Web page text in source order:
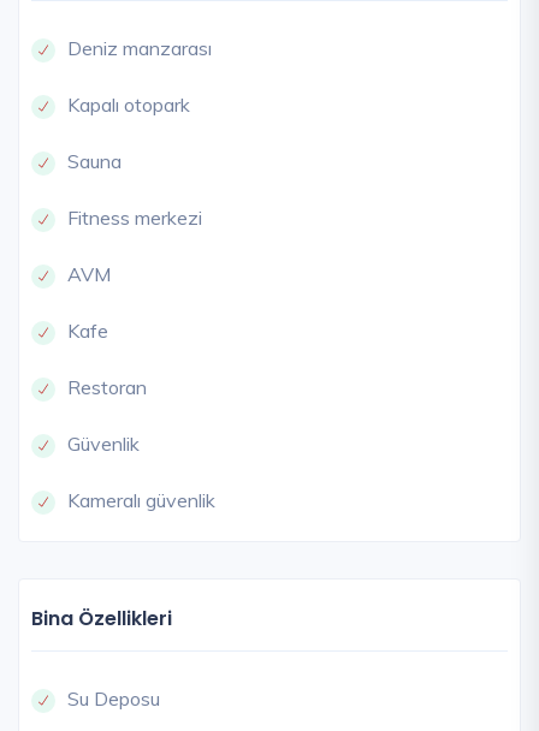
Deniz manzarası
Kapalı otopark
Sauna
Fitness merkezi
AVM
Kafe
Restoran
Güvenlik
Kameralı güvenlik
Bina Özellikleri
Su Deposu